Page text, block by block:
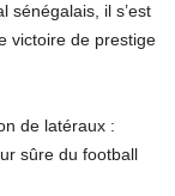
sénégalais, il s’est
victoire de prestige
de latéraux :
sûre du football